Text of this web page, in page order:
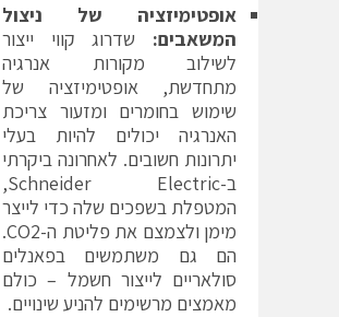
אופטימיזציה
של
ניצול
המשאבים: שדרוג קווי ייצור
לשילוב מקורות אנרגיה
מתחדשת, אופטימיזציה של
שימוש בחומרים ומזעור צריכת
האנרגיה יכולים להיות בעלי
יתרונות חשובים. לאחרונה ביקרתי
ב-Schneider Electric‏,
המטפלת בשפכים שלה כדי לייצר
מימן ולצמצם את פליטת ה-CO2.
הם גם משתמשים בפאנלים
סולאריים לייצור חשמל – כולם
מאמצים מרשימים להניע שינויים.